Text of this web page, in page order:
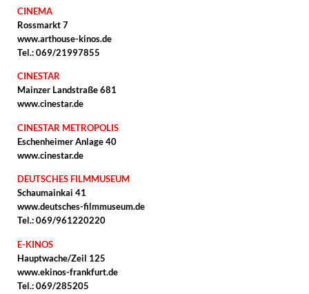
CINEMA
Rossmarkt 7
www.arthouse-kinos.de
Tel.: 069/21997855
CINESTAR
Mainzer Landstraße 681
www.cinestar.de
CINESTAR METROPOLIS
Eschenheimer Anlage 40
www.cinestar.de
DEUTSCHES FILMMUSEUM
Schaumainkai 41
www.deutsches-filmmuseum.de
Tel.: 069/961220220
E-KINOS
Hauptwache/Zeil 125
www.ekinos-frankfurt.de
Tel.: 069/285205